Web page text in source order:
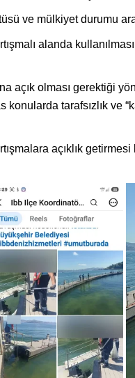
ve mülkiyet durumu
alanda
açık olması gerektiği
tarafsızlık ve
açıklık